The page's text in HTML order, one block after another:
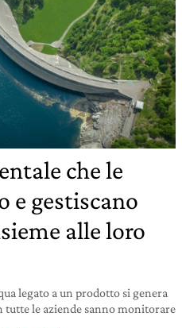
che le
e gestiscano
alle loro
legato a un prodotto si genera
tutte le aziende sanno monitorare